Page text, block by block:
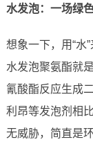
水发泡：一场绿
想象一下，用“水
水发泡聚氨酯就
氰酸酯反应生成
利昂等发泡剂相
无威胁，简直是环